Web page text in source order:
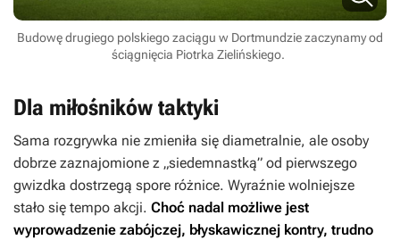
Budowę drugiego polskiego zaciągu w Dortmundzie zaczynamy od
ściągnięcia Piotrka Zielińskiego.
Dla miłośników taktyki
Sama rozgrywka nie zmieniła się diametralnie, ale osoby
dobrze zaznajomione z „siedemnastką” od pierwszego
gwizdka dostrzegą spore różnice. Wyraźnie wolniejsze
stało się tempo akcji. Choć nadal możliwe jest
wyprowadzenie zabójczej, błyskawicznej kontry, trudno